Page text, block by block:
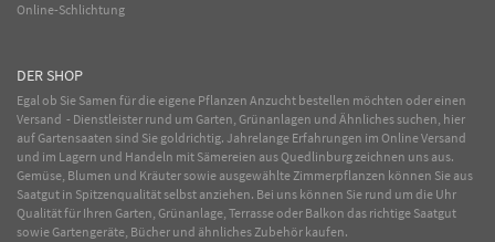
Online-Schlichtung
DER SHOP
Egal ob Sie Samen für die eigene Pflanzen Anzucht bestellen möchten oder einen
Versand - Dienstleister rund um Garten, Grünanlagen und Ähnliches suchen, hier
auf Gartensaaten sind Sie goldrichtig. Jahrelange Erfahrungen im OnlineVersand
und im Lagern und Handeln mit Sämereien aus Quedlinburg zeichnen uns aus.
Gemüse, Blumen und Kräuter sowie ausgewählteZimmerpflanzen können Sie aus
Saatgut in Spitzenqualität selbst anziehen. Bei uns können Sie rund um die Uhr
Qualität für Ihren Garten, Grünanlage, Terrasse oder Balkon das richtige Saatgut
sowie Gartengeräte, Bücher und ähnliches Zubehör kaufen.